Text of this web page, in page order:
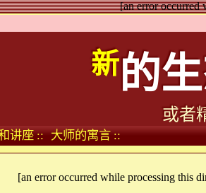
[an error occurred
新的
或者
讲座 :: 大师的寓言 ::
[an error occurred while processing this